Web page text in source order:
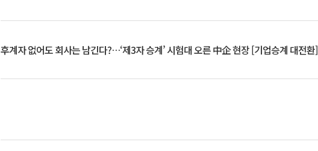
후계자 없어도 회사는 남긴다?…‘제3자 승계’ 시험대 오른 中企 현장 [기업승계 대전환]